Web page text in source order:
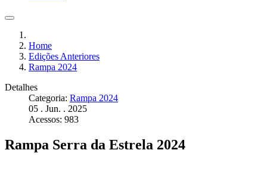
Home
Edições Anteriores
Rampa 2024
Detalhes
Categoria: Rampa 2024
05 . Jun. . 2025
Acessos: 983
Rampa Serra da Estrela 2024